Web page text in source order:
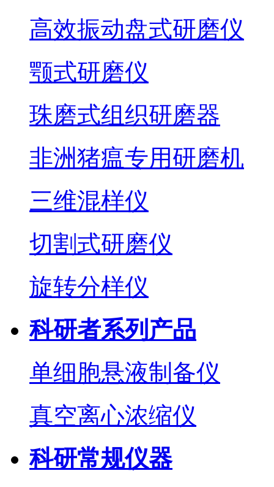
高效振动盘式研磨仪
颚式研磨仪
珠磨式组织研磨器
非洲猪瘟专用研磨机
三维混样仪
切割式研磨仪
旋转分样仪
科研者系列产品
单细胞悬液制备仪
真空离心浓缩仪
科研常规仪器